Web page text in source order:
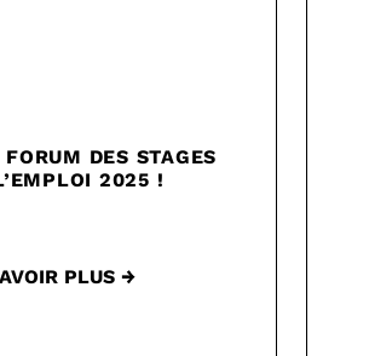
DES STAGES
2025 !
PLUS →